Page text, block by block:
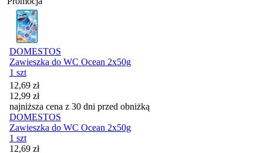
DOMESTOS
Zawieszka do WC Ocean 2x50g
1 szt
Cena promocyjna
12,69 zł
12,99 zł
najniższa cena z 30 dni przed obniżką
DOMESTOS
Zawieszka do WC Ocean 2x50g
1 szt
Cena promocyjna
12,69 zł